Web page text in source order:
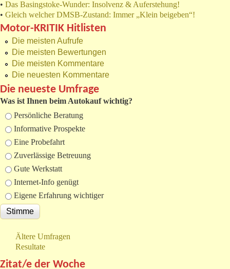
• Das Basingstoke-Wunder: Insolvenz & Auferstehung!
• Gleich welcher DMSB-Zustand: Immer „Klein beigeben“!
Motor-KRITIK Hitlisten
Die meisten Aufrufe
Die meisten Bewertungen
Die meisten Kommentare
Die neuesten Kommentare
Die neueste Umfrage
Was ist Ihnen beim Autokauf wichtig?
Auswahlmöglichkeiten
Persönliche Beratung
Informative Prospekte
Eine Probefahrt
Zuverlässige Betreuung
Gute Werkstatt
Internet-Info genügt
Eigene Erfahrung wichtiger
Ältere Umfragen
Resultate
Zitat/e der Woche